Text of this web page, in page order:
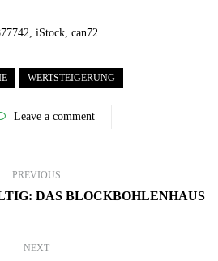
iStock, can72
WERTSTEIGERUNG
Leave a comment
PREVIOUS
DAS BLOCKBOHLENHAUS
NEXT